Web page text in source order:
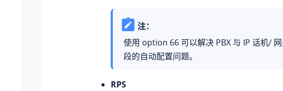
注：
使用 option 66 可以解决 PBX 与 IP 话机/
段的自动配置问题。
RPS